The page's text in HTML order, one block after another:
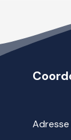
Adresse